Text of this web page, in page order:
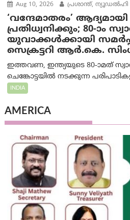
Aug 10, 2026 പ്രശാന്ത്, ന്യൂഡല്‍ഹി
‘വന്ദേമാതരം’
പ്രതിധ്വനിക്കും; 80-ാം
യുവാക്കൾക്കായി
സെക്രട്ടറി ആർ.കെ.
ഇത്തവണ, ഇന്ത്യയുടെ 80-ാമത്
ചെങ്കോട്ടയിൽ നടക്കുന്ന
INDIA
AMERICA